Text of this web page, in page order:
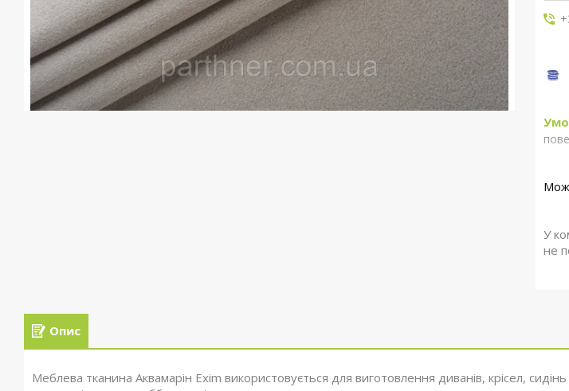
У
не
Опис
Меблева тканина Аквамарін Exim використовується для виготовлення диванів, крісел, сидінь